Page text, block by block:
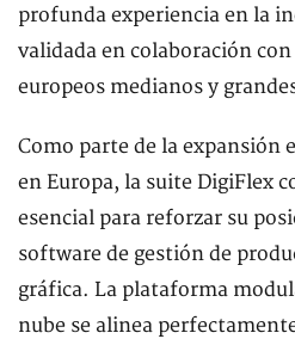
profunda experiencia en la
validada en colaboración
europeos medianos y
Como parte de la expansión
en Europa, la suite DigiFlex
esencial para reforzar su
software de gestión de
gráfica. La plataforma
nube se alinea